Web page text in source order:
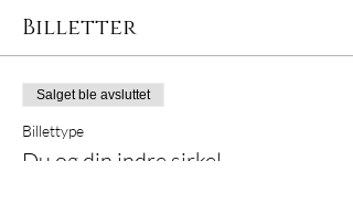
Billetter
Salget ble avsluttet
Billettype
Du og din indre sirkel